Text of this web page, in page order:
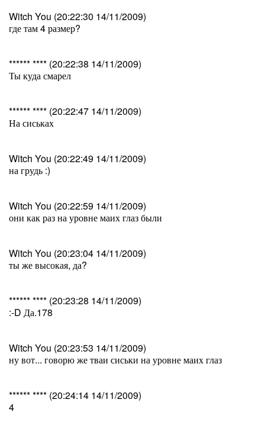
Witch You (20:22:30 14/11/2009)
где там 4 размер?
****** **** (20:22:38 14/11/2009)
Ты куда смарел
****** **** (20:22:47 14/11/2009)
На сиськах
Witch You (20:22:49 14/11/2009)
на грудь :)
Witch You (20:22:59 14/11/2009)
они как раз на уровне маих глаз были
Witch You (20:23:04 14/11/2009)
ты же высокая, да?
****** **** (20:23:28 14/11/2009)
:-D Да.178
Witch You (20:23:53 14/11/2009)
ну вот... говорю же тваи сиськи на уровне маих глаз
****** **** (20:24:14 14/11/2009)
4